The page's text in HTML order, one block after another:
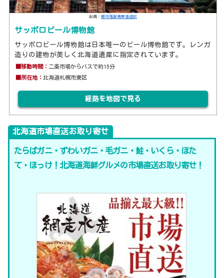
出典：朝市海鮮青果漫遊記
サッポロビール博物館
サッポロビール博物館は日本唯一のビール博物館です。レンガ
造りの建物が美しく北海道遺産に指定されています。
■移動時間： 二条市場からバスで約15分
■所在地：北海道札幌市東区
経路を地図で見る
北海道市場直送お取り寄せ
たらばガニ・ずわいガニ・毛ガニ・鮭・いくら・ほた
て・ほっけ！北海道海鮮グルメの市場直送お取り寄せ！